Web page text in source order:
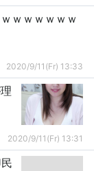
ｗｗｗｗｗｗ
2020/9/11(Fr) 13:33
2020/9/11(Fr) 13:31